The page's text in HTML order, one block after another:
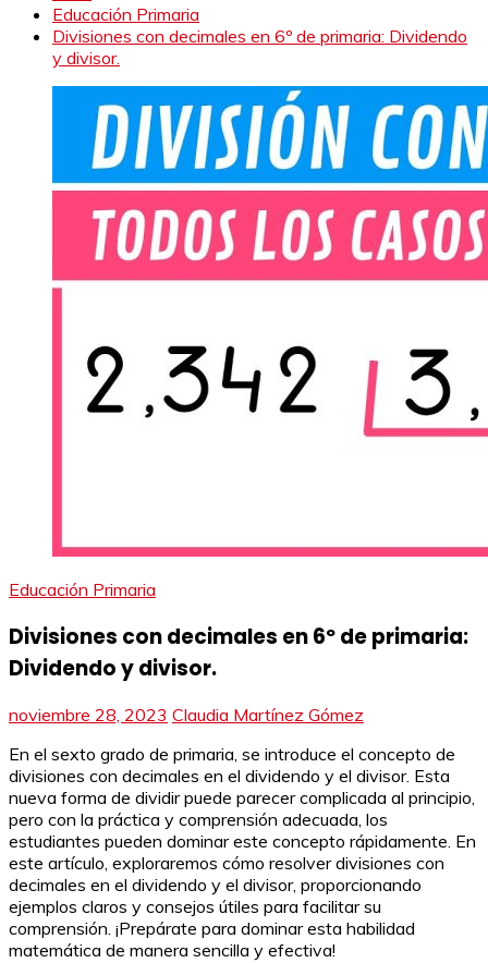
Educación Primaria
Divisiones con decimales en 6º de primaria: Dividendo
y divisor.
Educación Primaria
Divisiones con decimales en 6º de primaria:
Dividendo y divisor.
noviembre 28, 2023 Claudia Martínez Gómez
En el sexto grado de primaria, se introduce el concepto de
divisiones con decimales en el dividendo y el divisor. Esta
nueva forma de dividir puede parecer complicada al principio,
pero con la práctica y comprensión adecuada, los
estudiantes pueden dominar este concepto rápidamente. En
este artículo, exploraremos cómo resolver divisiones con
decimales en el dividendo y el divisor, proporcionando
ejemplos claros y consejos útiles para facilitar su
comprensión. ¡Prepárate para dominar esta habilidad
matemática de manera sencilla y efectiva!